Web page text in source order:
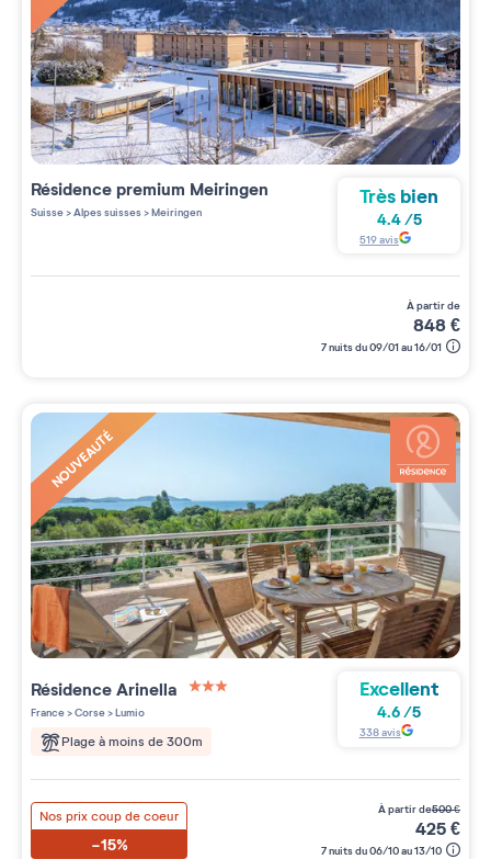
Résidence premium Meiringen
Suisse>Alpes suisses>Meiringen
Très bien
4.4 /5
519avis
à partir de
848€
7 nuits du 09/01 au 16/01
NOUVEAUTÉ
RésidenceArinella
France>Corse>Lumio
Plage à moins de 300m
Excellent
4.6/5
338avis
Nos prix coup de coeur
-15%
à partir de500€
425€
7 nuits du 06/10 au 13/10